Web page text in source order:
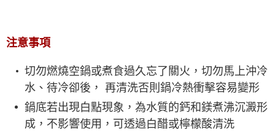
注意事項
切勿燃燒空鍋或煮食過久忘了關火，切勿馬上沖冷
水、待冷卻後， 再清洗否則鍋冷熱衝擊容易變形
鍋底若出現白點現象，為水質的鈣和鎂煮沸沉澱形
成，不影響使用，可透過白醋或檸檬酸清洗